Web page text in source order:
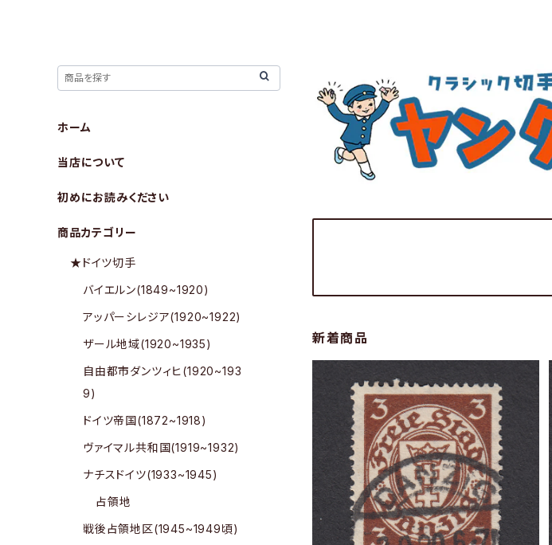
新着商品
ホーム
当店について
初めにお読みください
商品カテゴリー
★ドイツ切手
バイエルン(1849~1920)
アッパーシレジア(1920~1922)
ザール地域(1920~1935)
自由都市ダンツィヒ(1920~193
9)
ドイツ帝国(1872~1918)
ヴァイマル共和国(1919~1932)
ナチスドイツ(1933~1945)
占領地
戦後占領地区(1945~1949頃)